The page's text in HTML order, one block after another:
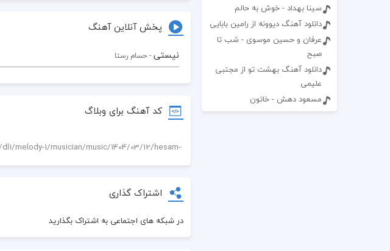
سینا بهداد - خوش به حالم
دانلود آهنگ دیوونه از رامین بابایی
عرفان و حسین موسوی - شب تا
صبح
دانلود آهنگ بهشت تو از مجتبی
علیمی
مسعود دهش - خاتون
پخش آنلاین آهنگ
نیستی - حسام رستا
کد آهنگ برای وبلاگ
اشتراک گذاری
در شبکه های اجتماعی به اشتراک بگذارید